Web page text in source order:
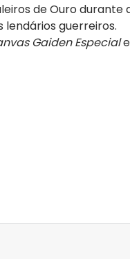
de Ouro durante
lendários guerreiros.
Gaiden Especial